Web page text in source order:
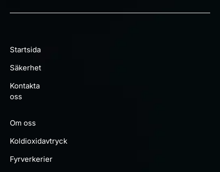
Startsida
Säkerhet
Kontakta
oss
Om oss
Koldioxidavtryck
Fyrverkerier